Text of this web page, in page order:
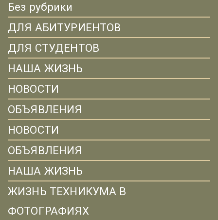
Без рубрики
ДЛЯ АБИТУРИЕНТОВ
ДЛЯ СТУДЕНТОВ
НАША ЖИЗНЬ
НОВОСТИ
ОБЪЯВЛЕНИЯ
НОВОСТИ
ОБЪЯВЛЕНИЯ
НАША ЖИЗНЬ
ЖИЗНЬ ТЕХНИКУМА В
ФОТОГРАФИЯХ